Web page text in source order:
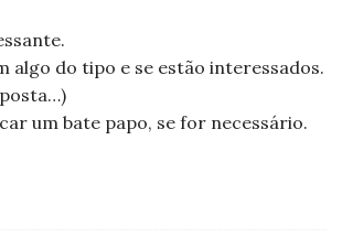
algo do tipo e se estão interessados.
um bate papo, se for necessário.